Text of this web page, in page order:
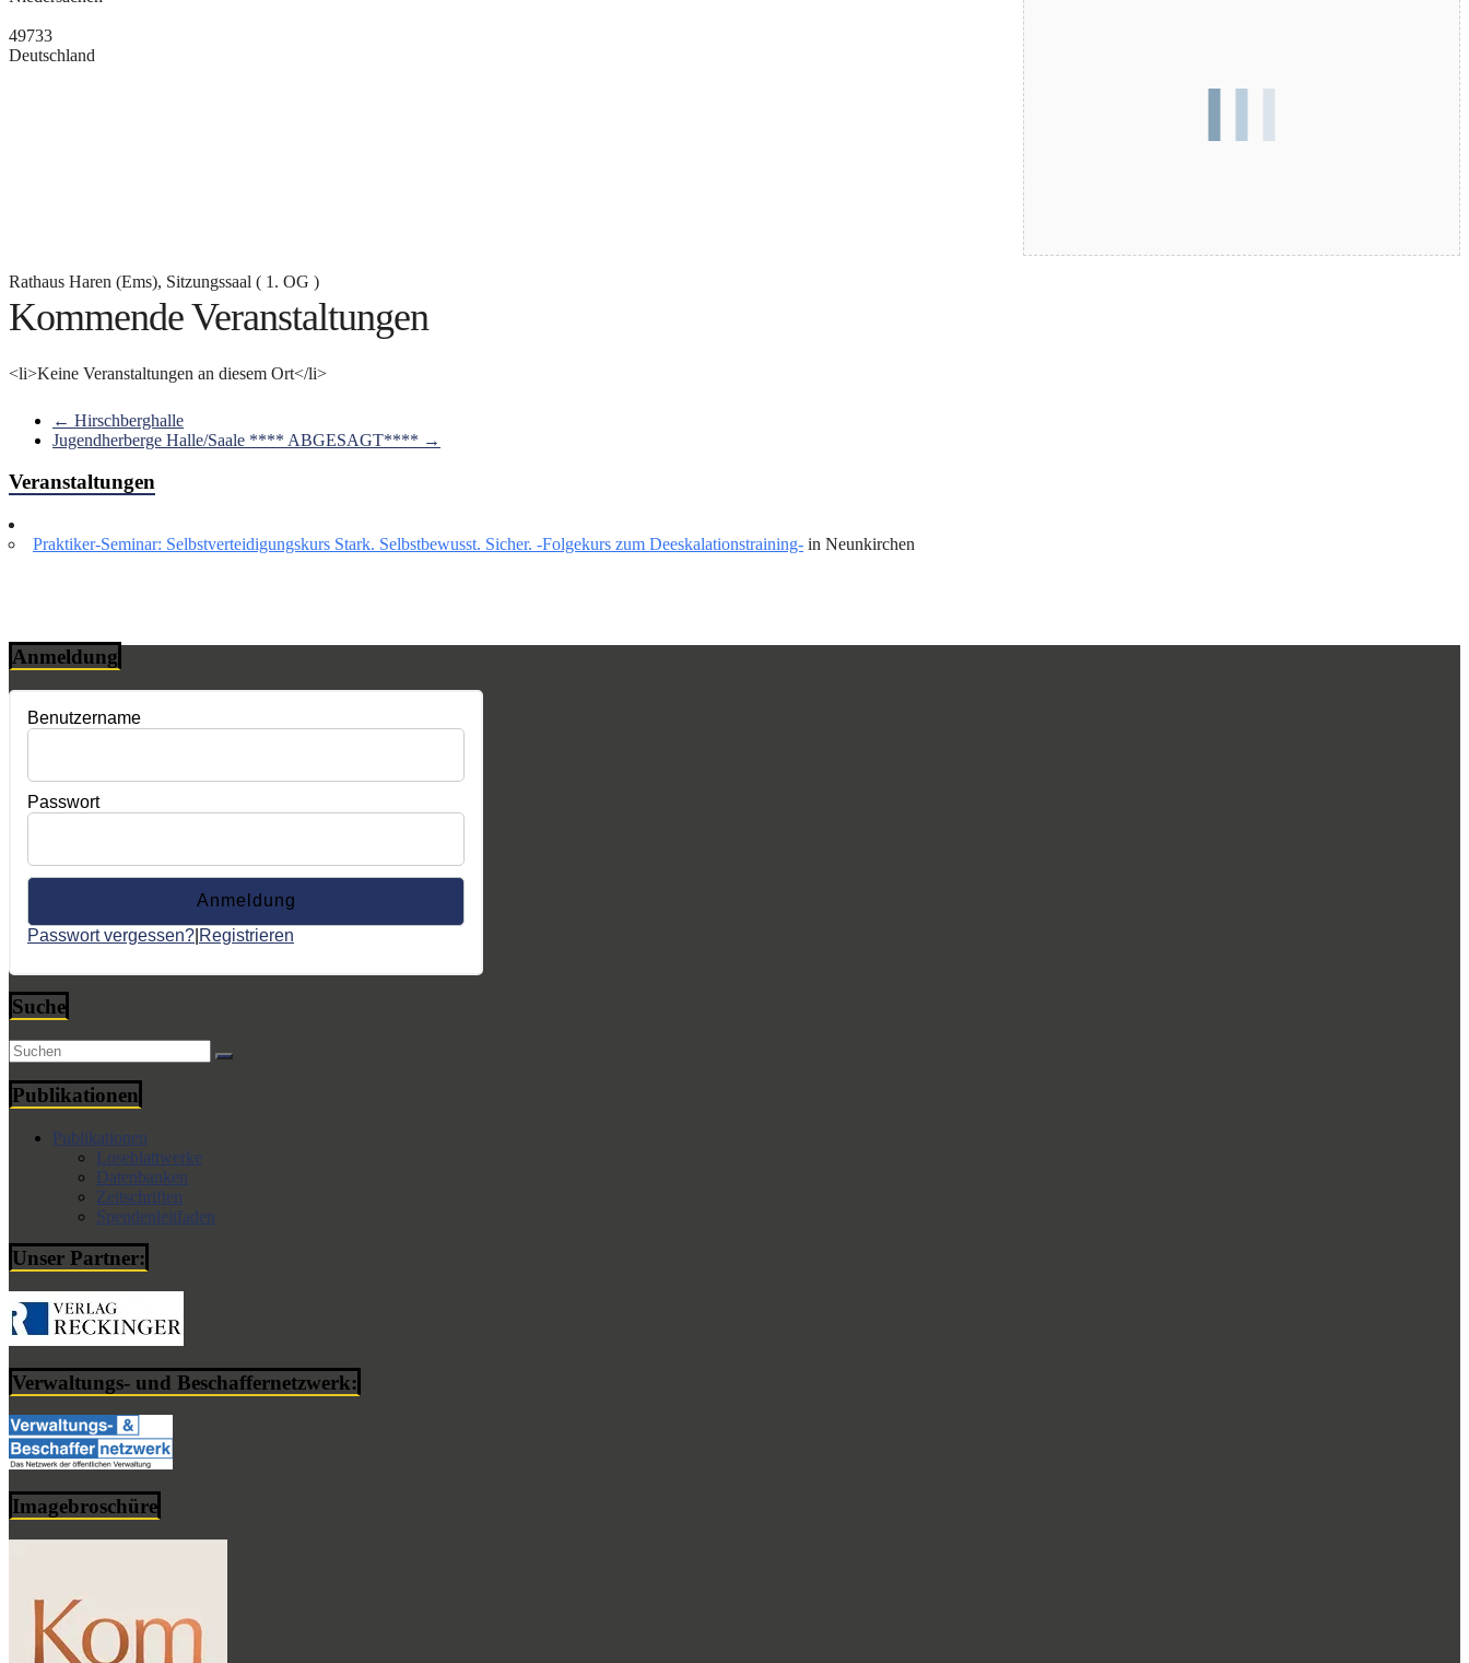
49733
Deutschland
Rathaus Haren (Ems), Sitzungssaal ( 1. OG )
Kommende Veranstaltungen
<li>Keine Veranstaltungen an diesem Ort</li>
← Hirschberghalle
Jugendherberge Halle/Saale **** ABGESAGT**** →
Veranstaltungen
Praktiker-Seminar: Selbstverteidigungskurs Stark. Selbstbewusst. Sicher. -Folgekurs zum Deeskalationstraining- in Neunkirchen
Anmeldung
Benutzername
Passwort
Passwort vergessen? Registrieren
Suche
Publikationen
Publikationen
Loseblattwerke
Datenbanken
Zeitschriften
Spendenleitfaden
Unser Partner:
Verwaltungs- und Beschaffernetzwerk:
Imagebroschüre